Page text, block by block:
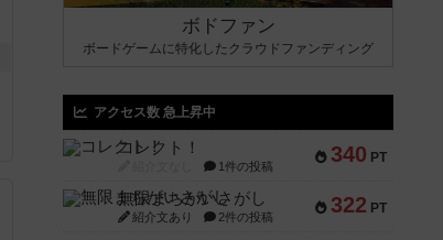
ボドファン
ボードゲームに特化したクラウドファンディング
アクセス数 急上昇中
340 PT
コレクト！
1件の投稿
322 PT
無限まちがいさがし
紹介文あり 2件の投稿